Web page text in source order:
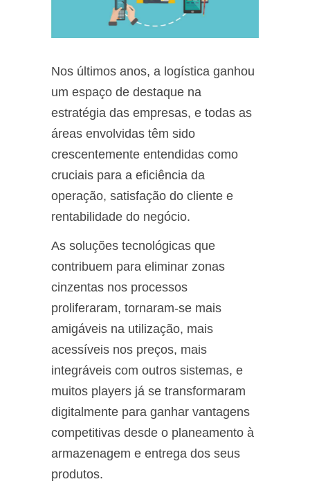
Nos últimos anos, a logística ganhou
um espaço de destaque na
estratégia das empresas, e todas as
áreas envolvidas têm sido
crescentemente entendidas como
cruciais para a eficiência da
operação, satisfação do cliente e
rentabilidade do negócio.
As soluções tecnológicas que
contribuem para eliminar zonas
cinzentas nos processos
proliferaram, tornaram-se mais
amigáveis na utilização, mais
acessíveis nos preços, mais
integráveis com outros sistemas, e
muitos players já se transformaram
digitalmente para ganhar vantagens
competitivas desde o planeamento à
armazenagem e entrega dos seus
produtos.